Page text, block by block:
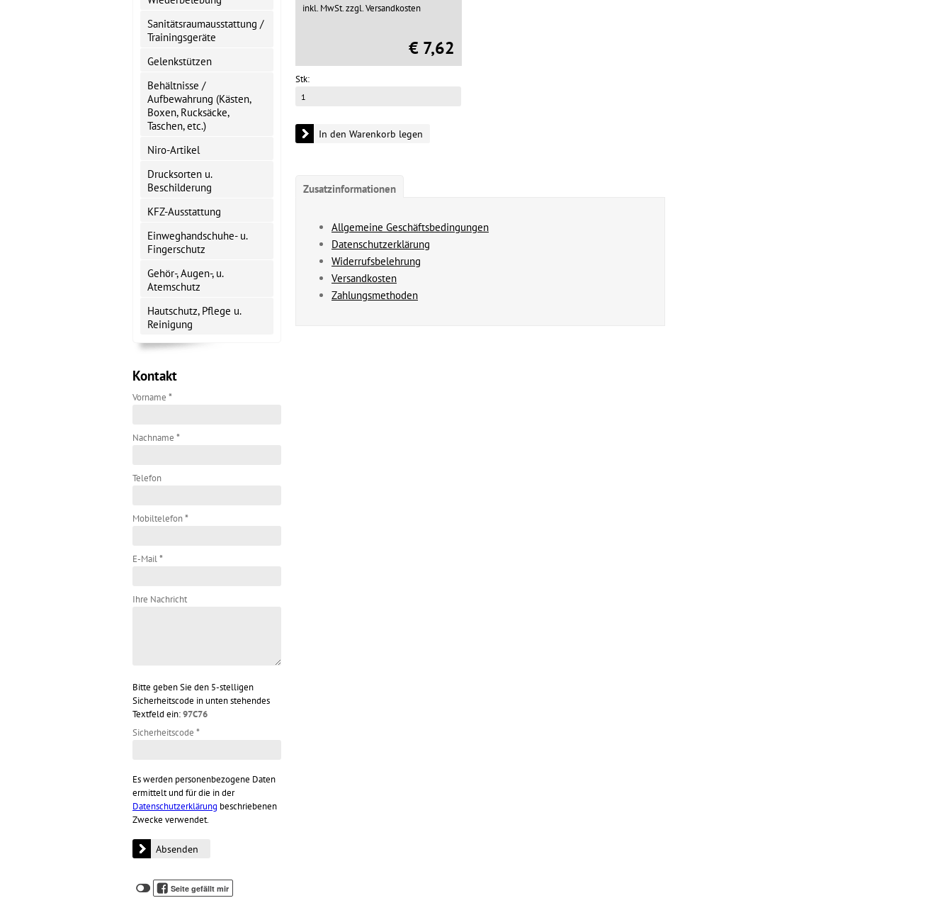
Sanitätsraumausstattung /
Trainingsgeräte
Gelenkstützen
Behältnisse /
Aufbewahrung (Kästen,
Boxen, Rucksäcke,
Taschen, etc.)
Niro-Artikel
Drucksorten u.
Beschilderung
KFZ-Ausstattung
Einweghandschuhe- u.
Fingerschutz
Gehör-, Augen-, u.
Atemschutz
Hautschutz, Pflege u.
Reinigung
Kontakt
Vorname *
Nachname *
Telefon
Mobiltelefon*
E-Mail*
Ihre Nachricht
Bitte geben Sie den 5-stelligen
Sicherheitscode in unten stehendes
Textfeld ein:97C76
Sicherheitscode *
Es werden personenbezogene Daten
ermittelt und für die in der
Datenschutzerklärung beschriebenen
Zwecke verwendet.
Klicken
Sie
Klicken
Seite gefällt mir
inkl. MwSt.zzgl. Versandkosten
€ 7,62
Stk:
In den Warenkorb legen
Zusatzinformationen
Allgemeine Geschäftsbedingungen
Datenschutzerklärung
Widerrufsbelehrung
Versandkosten
Zahlungsmethoden